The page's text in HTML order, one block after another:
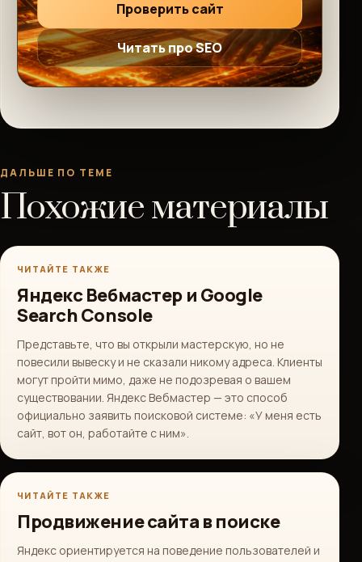
Проверить сайт
Читать про SEO
ДАЛЬШЕ ПО ТЕМЕ
Похожие материалы
ЧИТАЙТЕ ТАКЖЕ
Яндекс Вебмастер и Google
Search Console
Представьте, что вы открыли мастерскую, но не
повесили вывеску и не сказали никому адреса. Клиенты
могут пройти мимо, даже не подозревая о вашем
существовании. Яндекс Вебмастер — это способ
официально заявить поисковой системе: «У меня есть
сайт, вот он, работайте с ним».
ЧИТАЙТЕ ТАКЖЕ
Продвижение сайта в поиске
Яндекс ориентируется на поведение пользователей и